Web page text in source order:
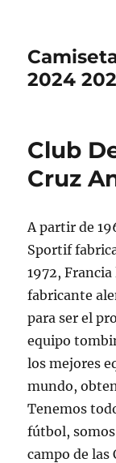
2024
Club
Cruz
A partir de
Sportif
1972,
fabricante
para ser el
equipo
los mejores
mundo,
Tenemos
fútbol,
campo de las